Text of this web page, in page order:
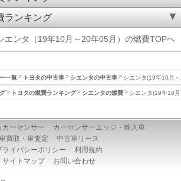
ランキング
エンタ（19年10月～20年05月）の燃費TOPへ
一覧 トヨタの中古車 シエンタの中古車 シエンタ(19年10月
トヨタの燃費ランキング シエンタの燃費 シエンタ(19年10
ーセンサー
カーセンサーエッジ・輸入車
買取・車査定
中古車リース
ライバシーポリシー
利用規約
サイトマップ
お問い合わせ